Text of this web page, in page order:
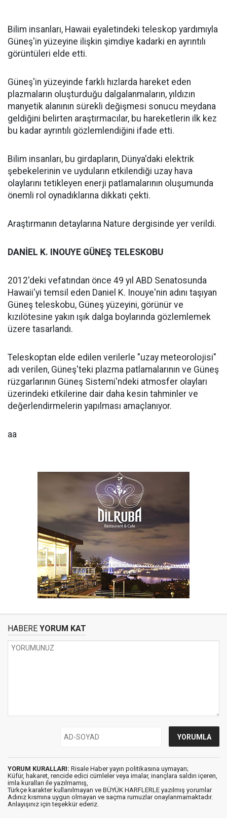
Bilim insanları, Hawaii eyaletindeki teleskop yardımıyla
Güneş'in yüzeyine ilişkin şimdiye kadarki en ayrıntılı
görüntüleri elde etti.
Güneş'in yüzeyinde farklı hızlarda hareket eden
plazmaların oluşturduğu dalgalanmaların, yıldızın
manyetik alanının sürekli değişmesi sonucu meydana
geldiğini belirten araştırmacılar, bu hareketlerin ilk kez
bu kadar ayrıntılı gözlemlendiğini ifade etti.
Bilim insanları, bu girdapların, Dünya'daki elektrik
şebekelerinin ve uyduların etkilendiği uzay hava
olaylarını tetikleyen enerji patlamalarının oluşumunda
önemli rol oynadıklarına dikkati çekti.
Araştırmanın detaylarına Nature dergisinde yer verildi.
DANİEL K. INOUYE GÜNEŞ TELESKOBU
2012'deki vefatından önce 49 yıl ABD Senatosunda
Hawaii'yi temsil eden Daniel K. Inouye'nin adını taşıyan
Güneş teleskobu, Güneş yüzeyini, görünür ve
kızılötesine yakın ışık dalga boylarında gözlemlemek
üzere tasarlandı.
Teleskoptan elde edilen verilerle "uzay meteorolojisi"
adı verilen, Güneş'teki plazma patlamalarının ve Güneş
rüzgarlarının Güneş Sistemi'ndeki atmosfer olayları
üzerindeki etkilerine dair daha kesin tahminler ve
değerlendirmelerin yapılması amaçlanıyor.
aa
HABERE YORUM KAT
YORUM KURALLARI: Risale Haber yayın politikasına uymayan;
Küfür, hakaret, rencide edici cümleler veya imalar, inançlara saldırı içeren,
imla kuralları ile yazılmamış,
Türkçe karakter kullanılmayan ve BÜYÜK HARFLERLE yazılmış yorumlar
Adınız kısmına uygun olmayan ve saçma rumuzlar onaylanmamaktadır.
Anlayışınız için teşekkür ederiz.